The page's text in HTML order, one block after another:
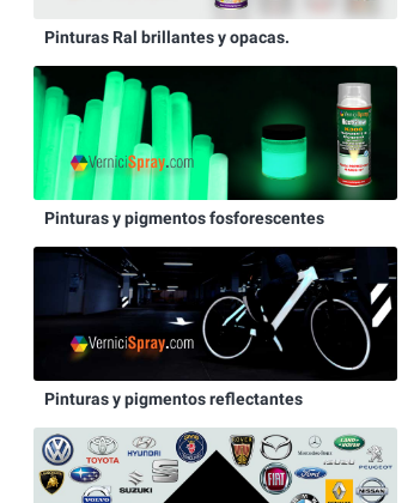
Pinturas Ral brillantes y opacas.
Pinturas y pigmentos fosforescentes
Pinturas y pigmentos reflectantes